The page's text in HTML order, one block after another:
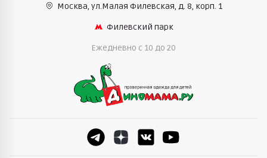
Москва, ул.Малая Филевская, д. 8, корп. 1
Филевский парк
Ежедневно c 10 до 20